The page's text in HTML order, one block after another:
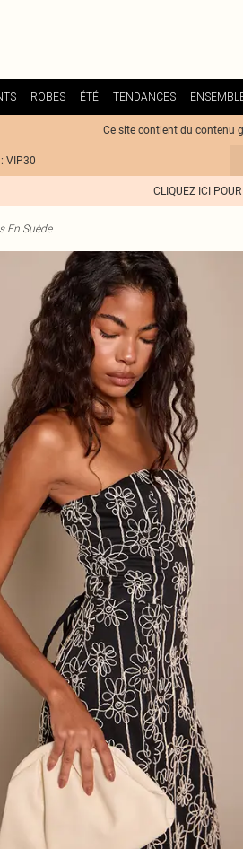
ROBES ÉTÉ TENDANCES
Ce site contient du contenu
: VIP30
CLIQUEZ ICI
En Suède